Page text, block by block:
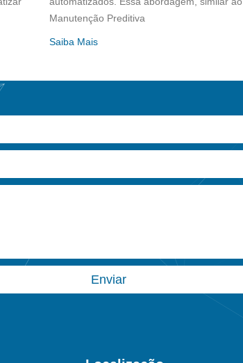
Manutenção Preditiva
Saiba Mais
Enviar